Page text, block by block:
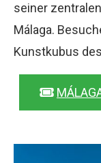
seiner
Málaga.
Kunstkubus